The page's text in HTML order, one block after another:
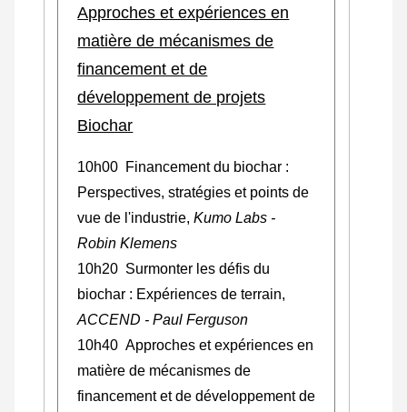
Approches et expériences en
matière de mécanismes de
financement et de
développement de projets
Biochar
10h00 Financement du biochar :
Perspectives, stratégies et points de
vue de l'industrie, Kumo Labs -
Robin Klemens
10h20 Surmonter les défis du
biochar : Expériences de terrain,
ACCEND - Paul Ferguson
10h40 Approches et expériences en
matière de mécanismes de
financement et de développement de